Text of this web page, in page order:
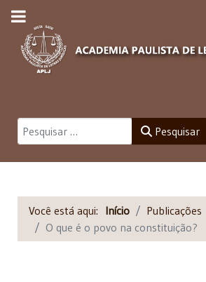
Pesquisar Pesquisar
Você está aqui: Início Publicações
O que é o povo na constituição?